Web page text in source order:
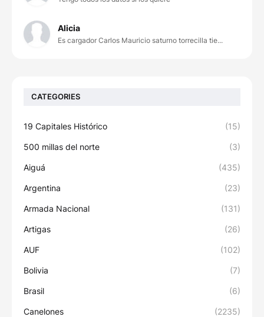
Alicia
Es cargador Carlos Mauricio saturno torrecilla tie...
CATEGORIES
19 Capitales Histórico (15)
500 millas del norte (3)
Aiguá (435)
Argentina (23)
Armada Nacional (131)
Artigas (26)
AUF (102)
Bolivia (7)
Brasil (6)
Canelones (2235)